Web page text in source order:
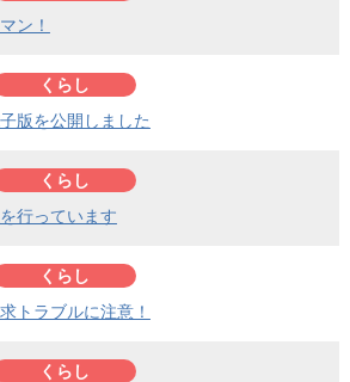
ン！
くらし
版を公開しました
くらし
行っています
くらし
トラブルに注意！
くらし